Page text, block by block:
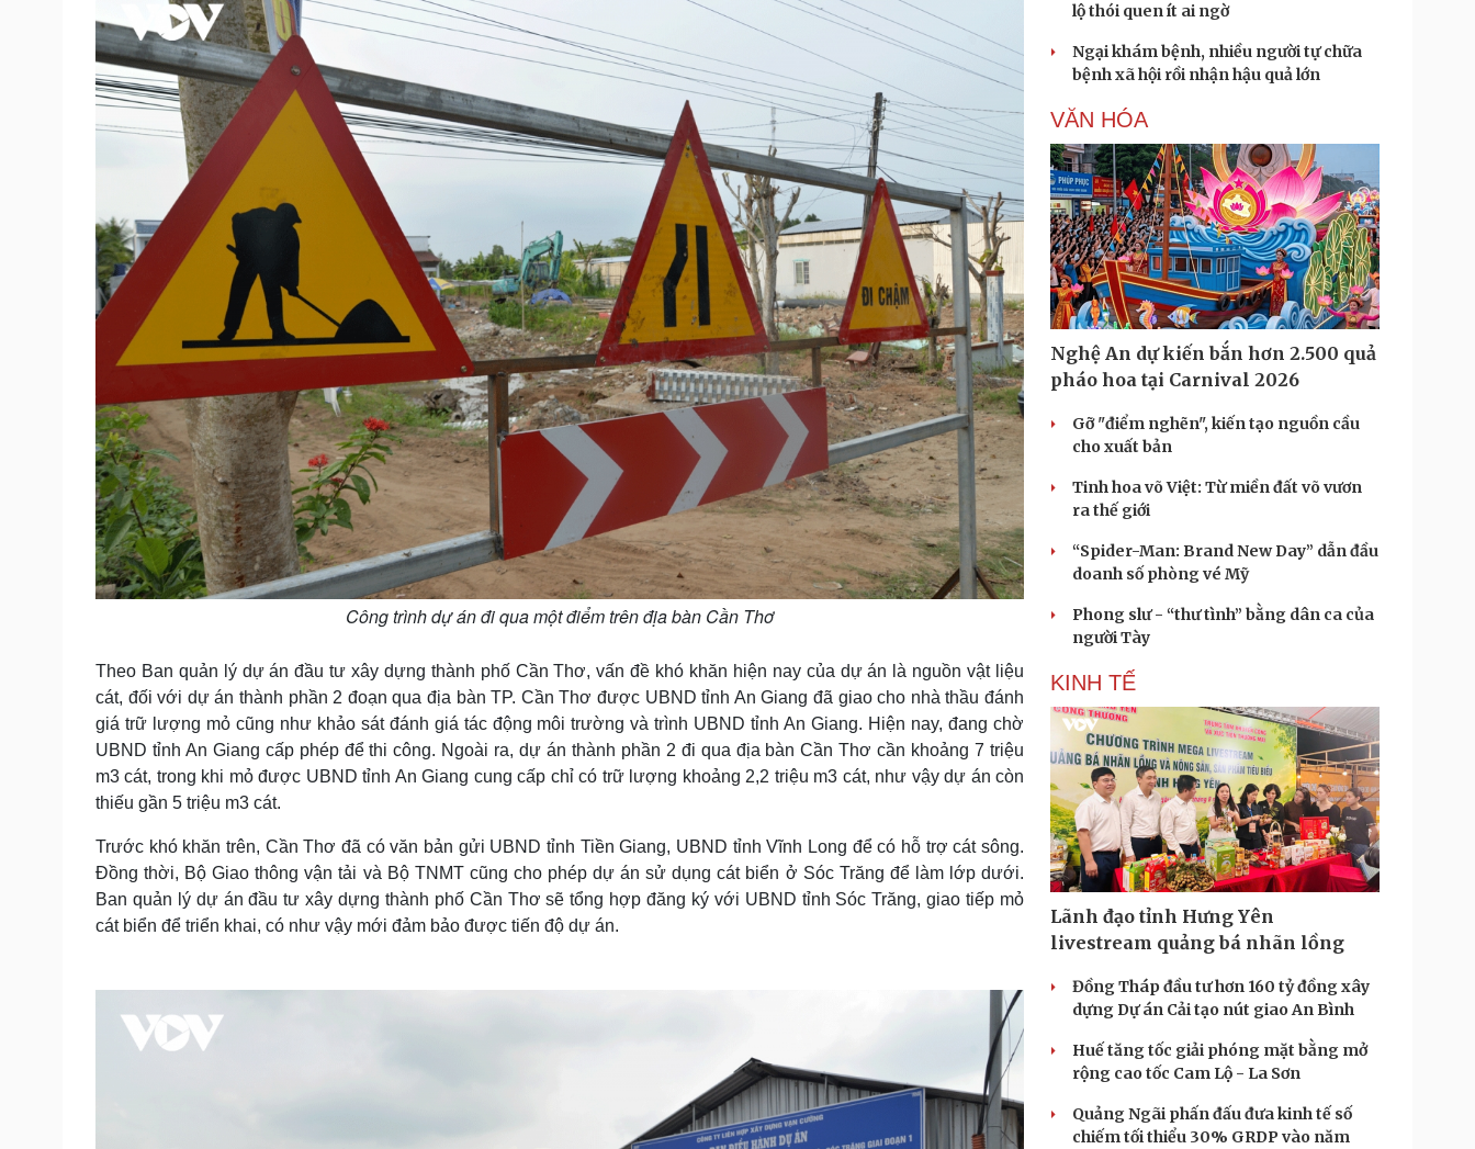
i
T
m
e
Công trình dự án đi qua một điểm trên địa bàn Cần Thơ
Theo Ban quản lý dự án đầu tư xây dựng thành phố Cần Thơ, vấn đề khó khăn hiện nay của dự án là nguồn vật liệu
cát, đối với dự án thành phần 2 đoạn qua địa bàn TP. Cần Thơ được UBND tỉnh An Giang đã giao cho nhà thầu đánh
giá trữ lượng mỏ cũng như khảo sát đánh giá tác động môi trường và trình UBND tỉnh An Giang. Hiện nay, đang chờ
UBND tỉnh An Giang cấp phép để thi công. Ngoài ra, dự án thành phần 2 đi qua địa bàn Cần Thơ cần khoảng 7 triệu
m3 cát, trong khi mỏ được UBND tỉnh An Giang cung cấp chỉ có trữ lượng khoảng 2,2 triệu m3 cát, như vậy dự án còn
thiếu gần 5 triệu m3 cát.
Trước khó khăn trên, Cần Thơ đã có văn bản gửi UBND tỉnh Tiền Giang, UBND tỉnh Vĩnh Long để có hỗ trợ cát sông.
Đồng thời, Bộ Giao thông vận tải và Bộ TNMT cũng cho phép dự án sử dụng cát biển ở Sóc Trăng để làm lớp dưới.
Ban quản lý dự án đầu tư xây dựng thành phố Cần Thơ sẽ tổng hợp đăng ký với UBND tỉnh Sóc Trăng, giao tiếp mỏ
cát biển để triển khai, có như vậy mới đảm bảo được tiến độ dự án.
lộ thói quen ít ai ngờ
Ngại khám bệnh, nhiều người tự chữa
bệnh xã hội rồi nhận hậu quả lớn
VĂN HÓA
Nghệ An dự kiến bắn hơn 2.500 quả
pháo hoa tại Carnival 2026
Gỡ "điểm nghẽn", kiến tạo nguồn cầu
cho xuất bản
Tinh hoa võ Việt: Từ miền đất võ vươn
ra thế giới
“Spider-Man: Brand New Day” dẫn đầu
doanh số phòng vé Mỹ
Phong slư - “thư tình” bằng dân ca của
người Tày
KINH TẾ
Lãnh đạo tỉnh Hưng Yên
livestream quảng bá nhãn lồng
Đồng Tháp đầu tư hơn 160 tỷ đồng xây
dựng Dự án Cải tạo nút giao An Bình
Huế tăng tốc giải phóng mặt bằng mở
rộng cao tốc Cam Lộ - La Sơn
Quảng Ngãi phấn đấu đưa kinh tế số
chiếm tối thiểu 30% GRDP vào năm